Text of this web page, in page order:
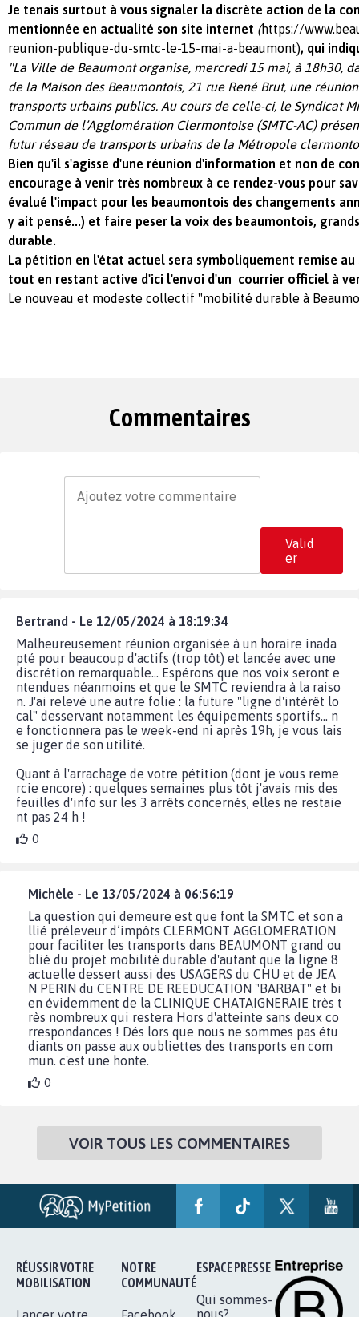
Je tenais surtout à vous signaler la discrète action de la
mentionnée en actualité son site internet (https://
reunion-publique-du-smtc-le-15-mai-a-beaumont), qui
"La Ville de Beaumont organise, mercredi 15 mai, à 18h30,
de la Maison des Beaumontois, 21 rue René Brut, une
transports urbains publics. Au cours de celle-ci, le Syndicat
Commun de l’Agglomération Clermontoise (SMTC-AC)
futur réseau de transports urbains de la Métropole
Bien qu'il s'agisse d'une réunion d'information et non de
encourage à venir très nombreux à ce rendez-vous pour
évalué l'impact pour les beaumontois des changements
y ait pensé...) et faire peser la voix des beaumontois,
durable.
La pétition en l'état actuel sera symboliquement remise au
tout en restant active d'ici l'envoi d'un courrier officiel à
Le nouveau et modeste collectif "mobilité durable à
Commentaires
Valid
er
Bertrand - Le 12/05/2024 à 18:19:34
Malheureusement réunion organisée à un horaire inada
pté pour beaucoup d'actifs (trop tôt) et lancée avec une
discrétion remarquable... Espérons que nos voix seront e
ntendues néanmoins et que le SMTC reviendra à la raiso
n. J'ai relevé une autre folie : la future "ligne d'intérêt lo
cal" desservant notamment les équipements sportifs... n
e fonctionnera pas le week-end ni après 19h, je vous lais
se juger de son utilité.
Quant à l'arrachage de votre pétition (dont je vous reme
rcie encore) : quelques semaines plus tôt j'avais mis des
feuilles d'info sur les 3 arrêts concernés, elles ne restaie
nt pas 24 h !
0
Michèle - Le 13/05/2024 à 06:56:19
La question qui demeure est que font la SMTC et son a
llié préleveur d’impôts CLERMONT AGGLOMERATION
pour faciliter les transports dans BEAUMONT grand ou
blié du projet mobilité durable d'autant que la ligne 8
actuelle dessert aussi des USAGERS du CHU et de JEA
N PERIN du CENTRE DE REEDUCATION "BARBAT" et bi
en évidemment de la CLINIQUE CHATAIGNERAIE très t
rès nombreux qui restera Hors d'atteinte sans deux co
rrespondances ! Dés lors que nous ne sommes pas étu
diants on passe aux oubliettes des transports en com
mun. c'est une honte.
0
VOIR TOUS LES COMMENTAIRES
RÉUSSIR VOTRE
MOBILISATION
NOTRE
COMMUNAUTÉ
ESPACE PRESSE
Qui sommes-